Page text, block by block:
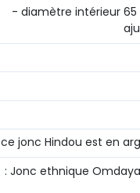
- diamètre intérieur
jonc Hindou est en
: Jonc ethnique